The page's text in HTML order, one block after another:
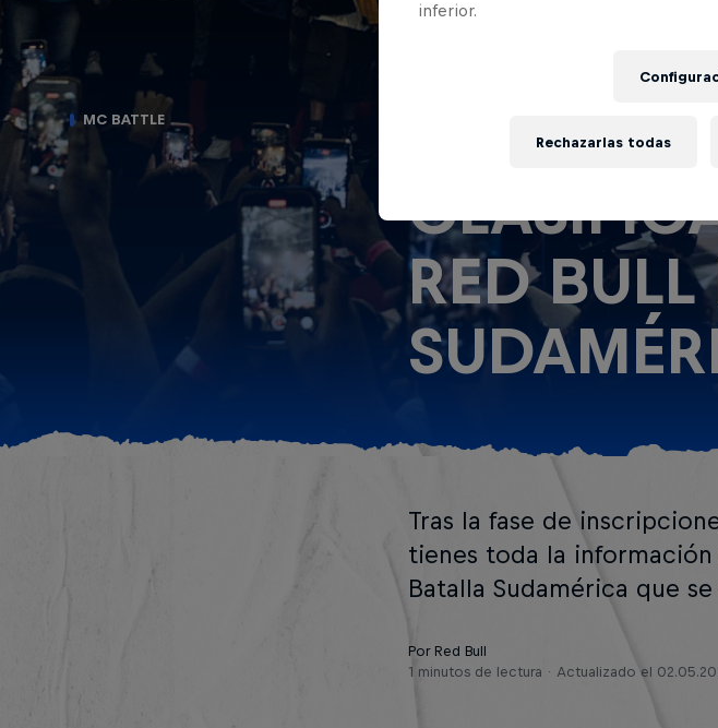
MC BATTLE
CONOCE
RED BULL
Tras la fase de
tienes toda la
Batalla Sudamérica que
Por Red Bull
1 minutos de lectura
Actualizado el
inferior.
Rechazarlas todas